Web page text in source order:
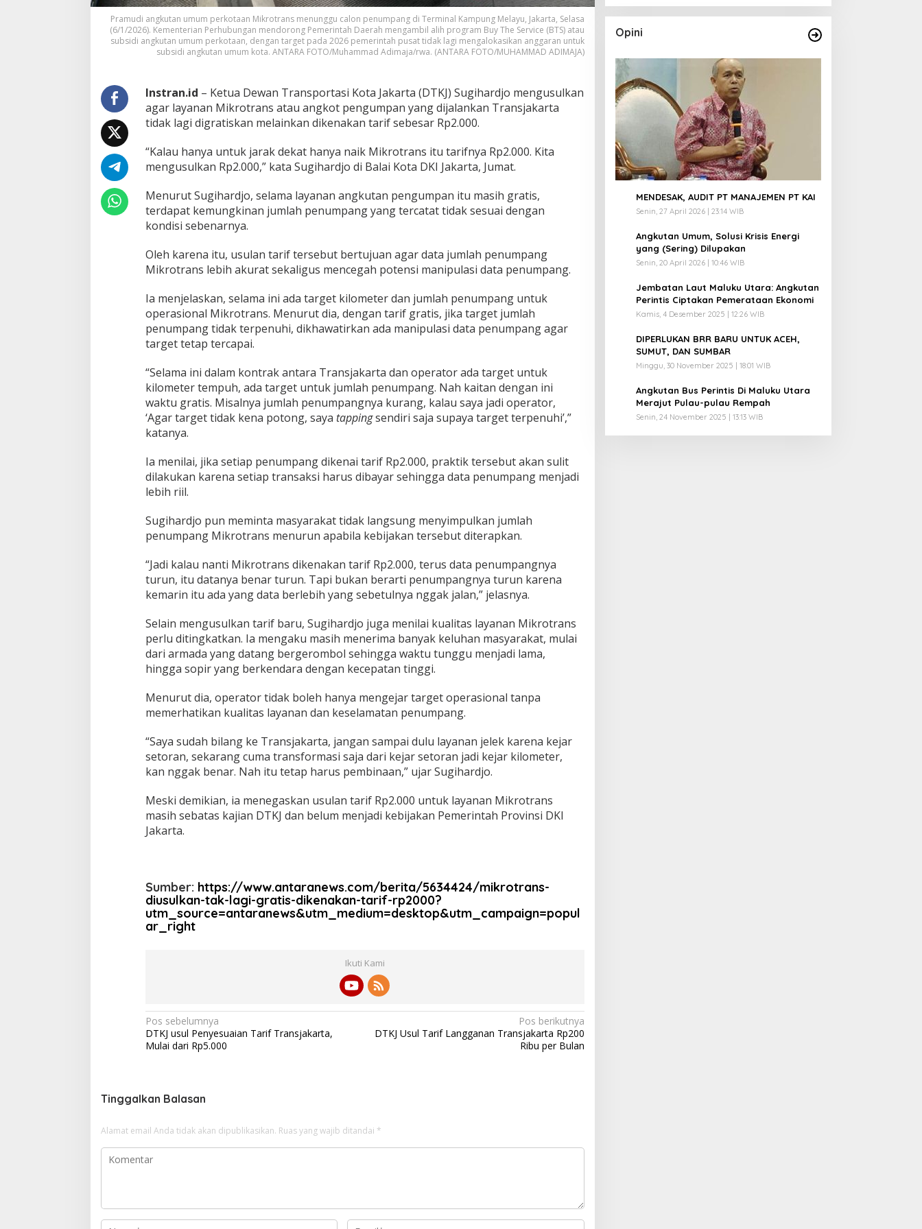
e
n
a
k
a
a
r
i
f
p
2
0
0
Pramudi angkutan umum perkotaan Mikrotrans menunggu calon penumpang di Terminal Kampung Melayu, Jakarta, Selasa
(6/1/2026). Kementerian Perhubungan mendorong Pemerintah Daerah mengambil alih program Buy The Service (BTS) atau
subsidi angkutan umum perkotaan, dengan target pada 2026 pemerintah pusat tidak lagi mengalokasikan anggaran untuk
subsidi angkutan umum kota. ANTARA FOTO/Muhammad Adimaja/rwa. (ANTARA FOTO/MUHAMMAD ADIMAJA)
Instran.id – Ketua Dewan Transportasi Kota Jakarta (DTKJ) Sugihardjo mengusulkan
agar layanan Mikrotrans atau angkot pengumpan yang dijalankan Transjakarta
tidak lagi digratiskan melainkan dikenakan tarif sebesar Rp2.000.
“Kalau hanya untuk jarak dekat hanya naik Mikrotrans itu tarifnya Rp2.000. Kita
mengusulkan Rp2.000,” kata Sugihardjo di Balai Kota DKI Jakarta, Jumat.
Menurut Sugihardjo, selama layanan angkutan pengumpan itu masih gratis,
terdapat kemungkinan jumlah penumpang yang tercatat tidak sesuai dengan
kondisi sebenarnya.
Oleh karena itu, usulan tarif tersebut bertujuan agar data jumlah penumpang
Mikrotrans lebih akurat sekaligus mencegah potensi manipulasi data penumpang.
Ia menjelaskan, selama ini ada target kilometer dan jumlah penumpang untuk
operasional Mikrotrans. Menurut dia, dengan tarif gratis, jika target jumlah
penumpang tidak terpenuhi, dikhawatirkan ada manipulasi data penumpang agar
target tetap tercapai.
“Selama ini dalam kontrak antara Transjakarta dan operator ada target untuk
kilometer tempuh, ada target untuk jumlah penumpang. Nah kaitan dengan ini
waktu gratis. Misalnya jumlah penumpangnya kurang, kalau saya jadi operator,
‘Agar target tidak kena potong, saya tappingsendiri saja supaya target terpenuhi’,”
katanya.
Ia menilai, jika setiap penumpang dikenai tarif Rp2.000, praktik tersebut akan sulit
dilakukan karena setiap transaksi harus dibayar sehingga data penumpang menjadi
lebih riil.
Sugihardjo pun meminta masyarakat tidak langsung menyimpulkan jumlah
penumpang Mikrotrans menurun apabila kebijakan tersebut diterapkan.
“Jadi kalau nanti Mikrotrans dikenakan tarif Rp2.000, terus data penumpangnya
turun, itu datanya benar turun. Tapi bukan berarti penumpangnya turun karena
kemarin itu ada yang data berlebih yang sebetulnya nggak jalan,” jelasnya.
Selain mengusulkan tarif baru, Sugihardjo juga menilai kualitas layanan Mikrotrans
perlu ditingkatkan. Ia mengaku masih menerima banyak keluhan masyarakat, mulai
dari armada yang datang bergerombol sehingga waktu tunggu menjadi lama,
hingga sopir yang berkendara dengan kecepatan tinggi.
Menurut dia, operator tidak boleh hanya mengejar target operasional tanpa
memerhatikan kualitas layanan dan keselamatan penumpang.
“Saya sudah bilang ke Transjakarta, jangan sampai dulu layanan jelek karena kejar
setoran, sekarang cuma transformasi saja dari kejar setoran jadi kejar kilometer,
kan nggak benar. Nah itu tetap harus pembinaan,” ujar Sugihardjo.
Meski demikian, ia menegaskan usulan tarif Rp2.000 untuk layanan Mikrotrans
masih sebatas kajian DTKJ dan belum menjadi kebijakan Pemerintah Provinsi DKI
Jakarta.
Sumber: https://www.antaranews.com/berita/5634424/mikrotrans-
diusulkan-tak-lagi-gratis-dikenakan-tarif-rp2000?
utm_source=antaranews&utm_medium=desktop&utm_campaign=popul
ar_right
Ikuti Kami
N
a
g
s
i
s
Pos sebelumnya
DTKJ usul Penyesuaian Tarif Transjakarta,
Mulai dari Rp5.000
Pos berikutnya
DTKJ Usul Tarif Langganan Transjakarta Rp200
Ribu per Bulan
Tinggalkan Balasan
Alamat email Anda tidak akan dipublikasikan. Ruas yang wajib ditandai *
Opini
MENDESAK, AUDIT PT MANAJEMEN PT KAI
Senin, 27 April 2026 | 23:14 WIB
Angkutan Umum, Solusi Krisis Energi
yang (Sering) Dilupakan
Senin, 20 April 2026 | 10:46 WIB
Jembatan Laut Maluku Utara: Angkutan
Perintis Ciptakan Pemerataan Ekonomi
Kamis, 4 Desember 2025 | 12:26 WIB
DIPERLUKAN BRR BARU UNTUK ACEH,
SUMUT, DAN SUMBAR
Minggu, 30 November 2025 | 18:01 WIB
Angkutan Bus Perintis Di Maluku Utara
Merajut Pulau-pulau Rempah
Senin, 24 November 2025 | 13:13 WIB